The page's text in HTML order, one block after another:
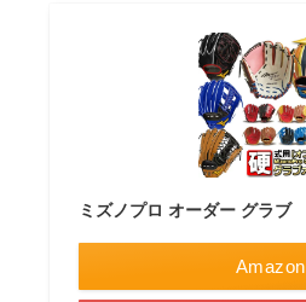
ミズノプロ オーダー グラブ
Amazon